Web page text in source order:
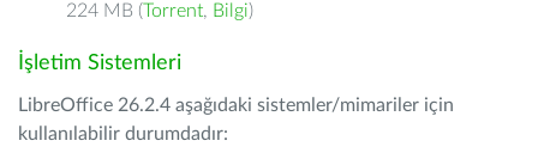
224 MB (Torrent, Bilgi)
İşletim Sistemleri
LibreOffice 26.2.4 aşağıdaki sistemler/mimariler için
kullanılabilir durumdadır: